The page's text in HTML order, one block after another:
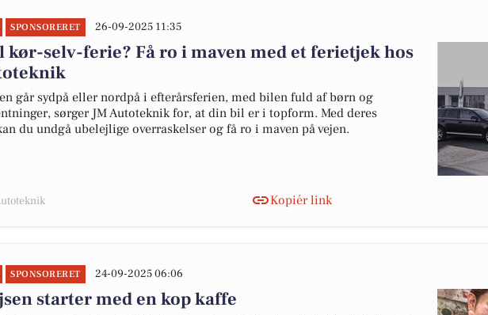
SPONSORERET 26-09-2025 11:35
kør-selv-ferie? Få ro i maven med et ferietjek hos
går sydpå eller nordpå i efterårsferien, med bilen fuld af børn og
sørger JM Autoteknik for, at din bil er i topform. Med deres
du undgå ubelejlige overraskelser og få ro i maven på vejen.
Kopiér link
SPONSORERET 24-09-2025 06:06
starter med en kop kaffe